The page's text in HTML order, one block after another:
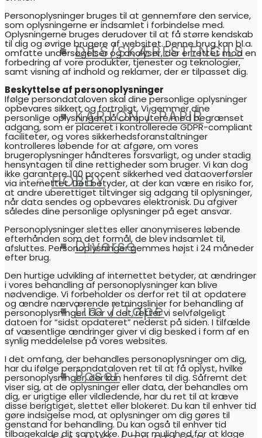
DIES/SKÆRESTENCILS
KARTON / PAPIR
HOBBY
Diverse
Lim / Tape
Poser
Personoplysninger bruges til at gennemføre den service,
som oplysningerne er indsamlet i forbindelse med.
Oplysningerne bruges derudover til at få større kendskab
til dig og øvrige brugere af websitet. Denne brug kan bl.a.
omfatte undersøgelser og analyser, der er rettet mod en
forbedring af vore produkter, tjenester og teknologier,
samt visning af indhold og reklamer, der er tilpasset dig.
Beskyttelse af personoplysninger
Ifølge persondataloven skal dine personlige oplysninger
opbevares sikkert og fortroligt. Vi gemmer dine
personlige oplysninger på computere med begrænset
adgang, som er placeret i kontrollerede GDPR-compliant
faciliteter, og vores sikkerhedsforanstaltninger
kontrolleres løbende for at afgøre, om vores
brugeroplysninger håndteres forsvarligt, og under stadig
hensyntagen til dine rettigheder som bruger. Vi kan dog
ikke garantere 100 procent sikkerhed ved dataoverførsler
via internettet. Det betyder, at der kan være en risiko for,
at andre uberettiget tiltvinger sig adgang til oplysninger,
når data sendes og opbevares elektronisk. Du afgiver
således dine personlige oplysninger på eget ansvar.
Personoplysninger slettes eller anonymiseres løbende
efterhånden som det formål, de blev indsamlet til,
afsluttes. Personoplysninger gemmes højst i 24 måneder
efter brug.
Den hurtige udvikling af internettet betyder, at ændringer
i vores behandling af personoplysninger kan blive
nødvendige. Vi forbeholder os derfor ret til at opdatere
og ændre nærværende retningslinjer for behandling af
personoplysninger. Gør vi det, retter vi selvfølgeligt
datoen for “sidst opdateret” nederst på siden. I tilfælde
af væsentlige ændringer giver vi dig besked i form af en
synlig meddelelse på vores websites.
I det omfang, der behandles personoplysninger om dig,
har du ifølge persondataloven ret til at få oplyst, hvilke
personoplysninger, der kan henføres til dig. Såfremt det
viser sig, at de oplysninger eller data, der behandles om
dig, er urigtige eller vildledende, har du ret til at kræve
disse berigtiget, slettet eller blokeret. Du kan til enhver tid
gøre indsigelse mod, at oplysninger om dig gøres til
genstand for behandling. Du kan også til enhver tid
tilbagekalde dit samtykke. Du har mulighed for at klage